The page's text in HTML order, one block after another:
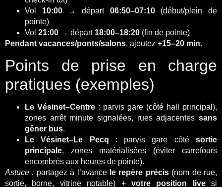
Vol 10:00→ départ 06:50–07:10(début/plein de
pointe)
Vol 21:00 → départ 18:00–18:20 (fin de pointe)
Pendant vacances/ponts/salons, ajoutez +15–20 min.
Points de prise en charge
pratiques (exemples)
Le Vésinet–Centre : parvis gare (côté hall principal),
zones arrêt minute signalées, rues adjacentes sans
gêner bus.
Le Vésinet–Le Pecq : parvis gare côtésortie
principale, zones matérialisées (éviter carrefours
encombrés aux heures de pointe).
Astuce : partagez à l’avance le repère précis(nom de rue,
sortie, borne, vitrine notable) + votre position livesi